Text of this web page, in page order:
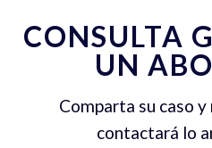
CONSULTA
UN
Comparta su caso
contactará lo